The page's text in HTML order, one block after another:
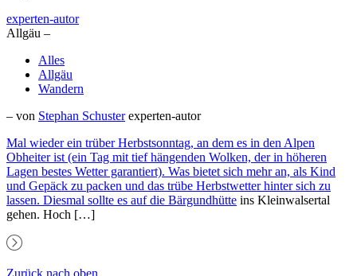
experten-autor
Allgäu –
Alles
Allgäu
Wandern
– von Stephan Schuster experten-autor
Mal wieder ein trüber Herbstsonntag, an dem es in den Alpen
Obheiter ist (ein Tag mit tief hängenden Wolken, der in höheren
Lagen bestes Wetter garantiert). Was bietet sich mehr an, als Kind
und Gepäck zu packen und das trübe Herbstwetter hinter sich zu
lassen. Diesmal sollte es auf die Bärgundhütte ins Kleinwalsertal
gehen. Hoch […]